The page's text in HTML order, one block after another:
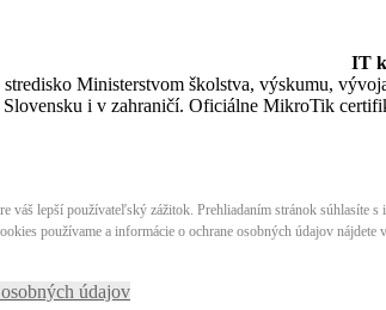
IT
stredisko Ministerstvom školstva, výskumu,
Slovensku i v zahraničí.​​​​​​​​​​​​​​​​ Oficiálne MikroTik
váš lepší používateľský zážitok. Prehliadaním stránok súhlasíte
používame a informácie o ochrane osobných údajov
údajov